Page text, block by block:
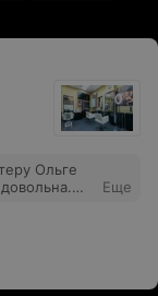
Ольге
Еще